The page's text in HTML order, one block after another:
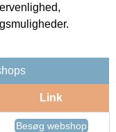
Link
Besøg webshop